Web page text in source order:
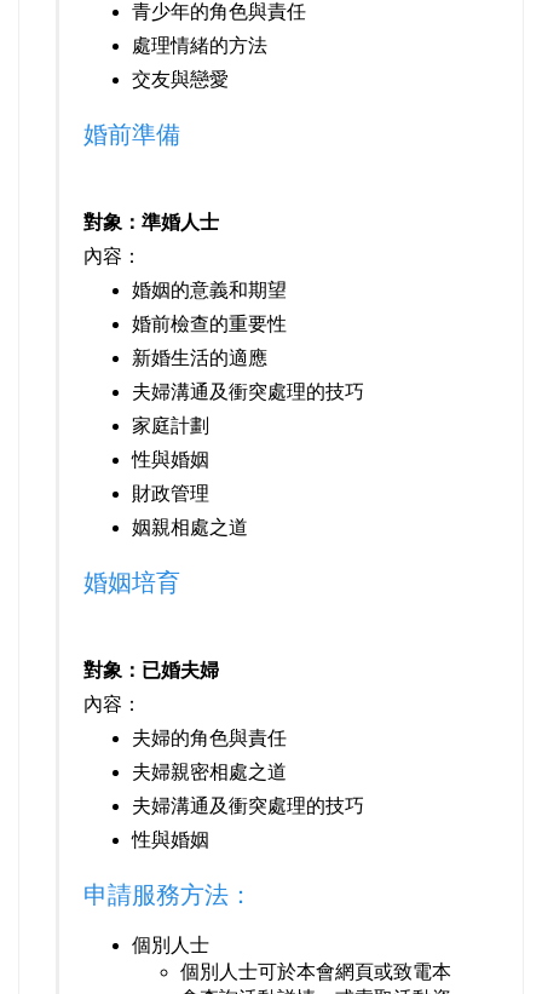
青少年的角色與責任
處理情緒的方法
交友與戀愛
婚前準備
對象：準婚人士
內容：
婚姻的意義和期望
婚前檢查的重要性
新婚生活的適應
夫婦溝通及衝突處理的技巧
家庭計劃
性與婚姻
財政管理
姻親相處之道
婚姻培育
對象：已婚夫婦
內容：
夫婦的角色與責任
夫婦親密相處之道
夫婦溝通及衝突處理的技巧
性與婚姻
申請服務方法：
個別人士
個別人士可於本會網頁或致電本